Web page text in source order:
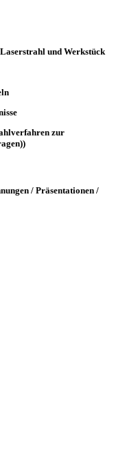
und Werkstück
zur
/ Präsentationen /